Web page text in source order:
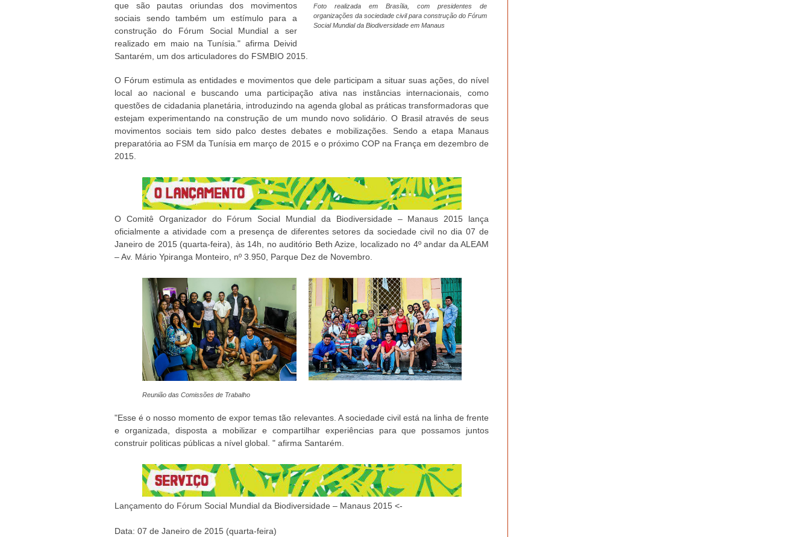
Foto realizada em Brasília, com presidentes de
organizações da sociedade civil para construção do Fórum
Social Mundial da Biodiversidade em Manaus
que são pautas oriundas dos movimentos
sociais sendo também um estímulo para a
construção do Fórum Social Mundial a ser
realizado em maio na Tunísia." afirma Deivid
Santarém, um dos articuladores do FSMBIO 2015.
O Fórum estimula as entidades e movimentos que dele participam a situar suas ações, do nível
local ao nacional e buscando uma participação ativa nas instâncias internacionais, como
questões de cidadania planetária, introduzindo na agenda global as práticas transformadoras que
estejam experimentando na construção de um mundo novo solidário. O Brasil através de seus
movimentos sociais tem sido palco destes debates e mobilizações. Sendo a etapa Manaus
preparatória ao FSM da Tunísia em março de 2015 e o próximo COP na França em dezembro de
2015.
O Comitê Organizador do Fórum Social Mundial da Biodiversidade – Manaus 2015 lança
oficialmente a atividade com a presença de diferentes setores da sociedade civil no dia 07 de
Janeiro de 2015 (quarta-feira), às 14h, no auditório Beth Azize, localizado no 4º andar da ALEAM
– Av. Mário Ypiranga Monteiro, nº 3.950, Parque Dez de Novembro.
Reunião das Comissões de Trabalho
"Esse é o nosso momento de expor temas tão relevantes. A sociedade civil está na linha de frente
e organizada, disposta a mobilizar e compartilhar experiências para que possamos juntos
construir politicas públicas a nível global. " afirma Santarém.
Lançamento do Fórum Social Mundial da Biodiversidade – Manaus 2015 <-
Data: 07 de Janeiro de 2015 (quarta-feira)